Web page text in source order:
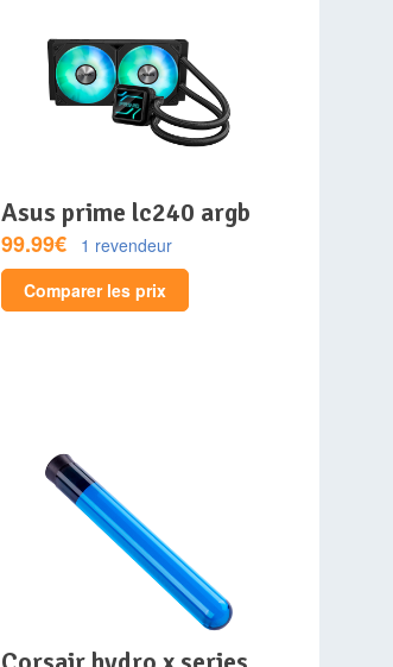
asus prime lc240 argb
99.99€
1 revendeur
Comparer les prix